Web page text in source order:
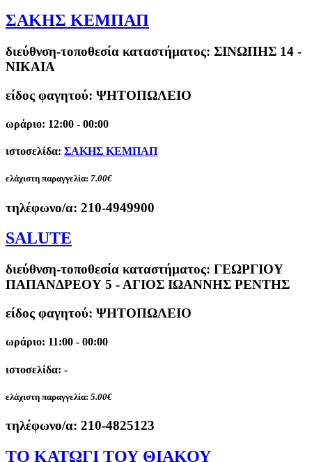
ΣΑΚΗΣ ΚΕΜΠΑΠ
διεύθνση-τοποθεσία καταστήματος: ΣΙΝΩΠΗΣ 14 -
ΝΙΚΑΙΑ
είδος φαγητού: ΨΗΤΟΠΩΛΕΙΟ
ωράριο: 12:00 - 00:00
ιστοσελίδα: ΣΑΚΗΣ ΚΕΜΠΑΠ
ελάχιστη παραγγελία: 7.00€
τηλέφωνο/α: 210-4949900
SALUTE
διεύθνση-τοποθεσία καταστήματος: ΓΕΩΡΓΙΟΥ
ΠΑΠΑΝΔΡΕΟΥ 5 - ΑΓΙΟΣ ΙΩΑΝΝΗΣ ΡΕΝΤΗΣ
είδος φαγητού: ΨΗΤΟΠΩΛΕΙΟ
ωράριο: 11:00 - 00:00
ιστοσελίδα: -
ελάχιστη παραγγελία: 5.00€
τηλέφωνο/α: 210-4825123
ΤΟ ΚΑΤΩΓΙ ΤΟΥ ΘΙΑΚΟΥ